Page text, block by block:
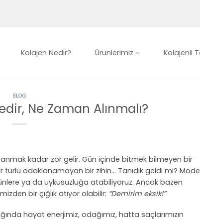
Kolajen Nedir? Ürünlerimiz Kolajenli
BLOG
Ne Zaman Alınmalı?
kadar zor gelir. Gün içinde bitmek bilmeyen bir
türlü odaklanamayan bir zihin… Tanıdık geldi mi?
ya da uykusuzluğa atabiliyoruz. Ancak bazen
bir çığlık atıyor olabilir: “Demirim eksik!”
hayat enerjimiz, odağımız, hatta saçlarımızın